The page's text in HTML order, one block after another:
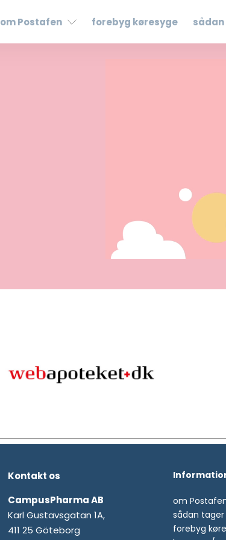
om Postafen forebyg køresyge
Kontakt os
CampusPharma AB
Karl Gustavsgatan 1A,
411 25 Göteborg
om
sådan
forebyg